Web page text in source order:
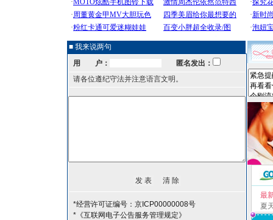
■ 我来说两句
用 户：
匿名发出：
请各位遵纪守法并注意语言文明。
*经营许可证编号：京ICP00000008号
*《互联网电子公告服务管理规定》
最
夏